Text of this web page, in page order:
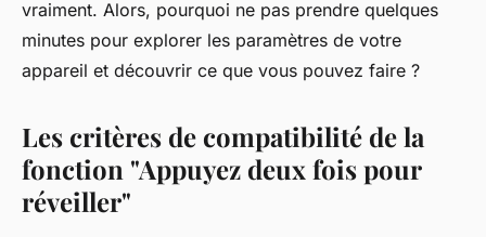
vraiment. Alors, pourquoi ne pas prendre quelques
minutes pour explorer les paramètres de votre
appareil et découvrir ce que vous pouvez faire ?
Les critères de compatibilité de la
fonction "Appuyez deux fois pour
réveiller"